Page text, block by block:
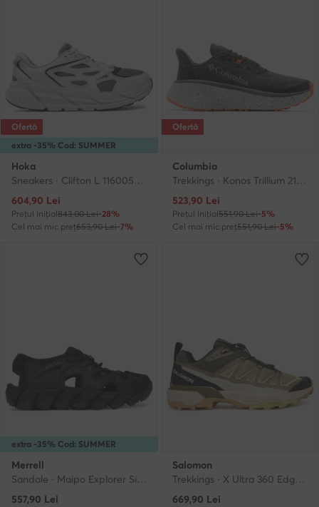
extra -35% Cod: SUMMER
Ofertă
Hoka
Sneakers · Clifton L 1160050 · Gri
Prețul actual
604,90 Lei
Prețul inițial843,00 Lei-28%
Cel mai mic preț653,90 Lei-7%
Ofertă
Columbia
Trekkings · Konos Trillium 2145281 · Gri
Prețul actual
523,90 Lei
Prețul inițial551,90 Lei-5%
Cel mai mic preț551,90 Lei-5%
extra -35% Cod: SUMMER
Merrell
Sandale · Maipo Explorer Sieve J038025 · Negru
557,90 Lei
Salomon
Trekkings · X Ultra 360 Edge L49096800 · Verde
669,90 Lei